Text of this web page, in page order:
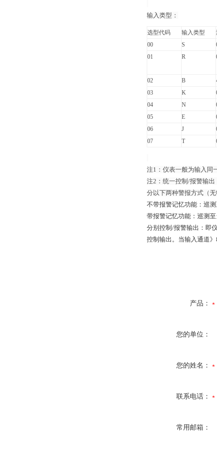
输入类型：
选型代码 输入类型
00
S
01
R
02 B
03
K
04
N
05
E
06
J
07
T
注1：仪表一般为输入同
注2：统一控制/报警输
分以下两种警报方式（
不带报警记忆功能：巡
带报警记忆功能：巡测
分别控制/报警输出：即
控制输出。当输入通道
产品：
您的单位：
您的姓名：
联系电话：
常用邮箱：